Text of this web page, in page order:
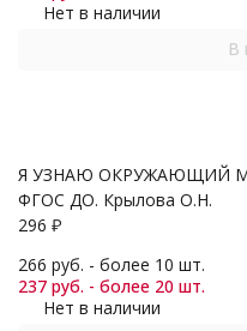
Нет в наличии
В
Я УЗНАЮ ОКРУЖАЮЩИЙ
ФГОС ДО. Крылова О.Н.
296 ₽
266 руб. - более 10 шт.
237 руб. - более 20 шт.
Нет в наличии